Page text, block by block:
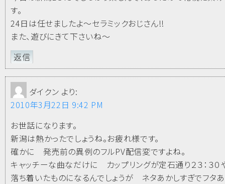
す。
24日は任せましたよ～セラミックおじさん!!
また、遊びにきて下さいね～
返信
ダイクン より:
2010年3月22日 9:42 PM
お世話になります。
新潟は熱かったでしょうね。お疲れ様です。
確かに 発売前の異例のフルPV配信変ですよね。
キャッチーな曲なだけに カップリングが定石通り２３：３
落ち着いたものになるんでしょうが ネタあかしすぎでフタ